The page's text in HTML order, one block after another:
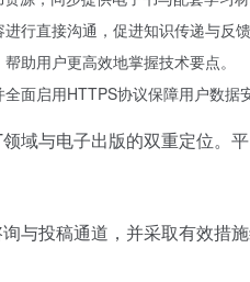
行直接沟通，促进知识传递与反馈
助用户更高效地掌握技术要点。
面启用HTTPS协议保障用户数据安
域与电子出版的双重定位
与投稿通道，并采取有效措